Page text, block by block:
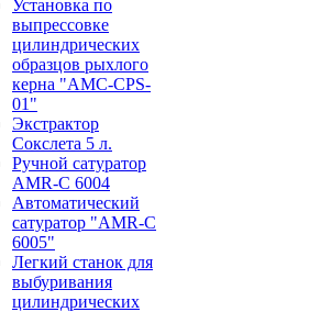
Установка по
выпресcовке
цилиндрических
образцов рыхлого
керна "AMC-CPS-
01"
Экстрактор
Сокслета 5 л.
Ручной сатуратор
AMR-C 6004
Автоматический
сатуратор "AMR-C
6005"
Легкий станок для
выбуривания
цилиндрических